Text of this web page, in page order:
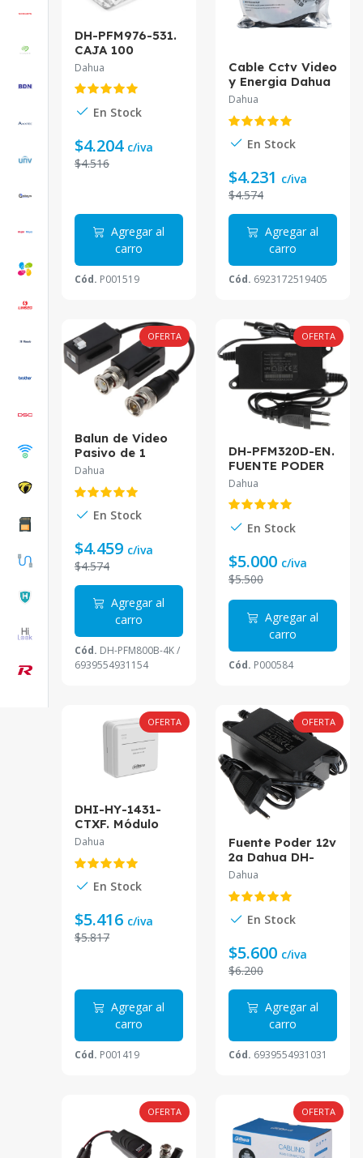
DH-PFM976-531.
CAJA 100
CANECTORES
DAHUA CAT5E.
Dahua
En Stock
$4.204 c/iva
$4.516
Agregar al
carro
Cód. P001519
Cable Cctv Video
y Energia Dahua
10Metros Dh-
Dahua
En Stock
$4.231 c/iva
$4.574
Agregar al
carro
Cód. 6923172519405
OFERTA
Balun de Video
Pasivo de 1
Canal DH-
Dahua
Dahua
En Stock
$4.459 c/iva
$4.574
Agregar al
carro
Cód. DH-PFM800B-4K /
6939554931154
OFERTA
DH-PFM320D-EN.
FUENTE PODER
12V 2AMP
INT/EXT.
Dahua
En Stock
$5.000 c/iva
$5.500
Agregar al
carro
Cód. P000584
OFERTA
DHI-HY-1431-
CTXF. Módulo
aislador Dahua.
Dahua
En Stock
$5.416 c/iva
$5.817
Agregar al
carro
Cód. P001419
OFERTA
Fuente Poder 12v
2a Dahua DH-
PFM320D-EN
Dahua
En Stock
$5.600 c/iva
$6.200
Agregar al
carro
Cód. 6939554931031
OFERTA OFERTA